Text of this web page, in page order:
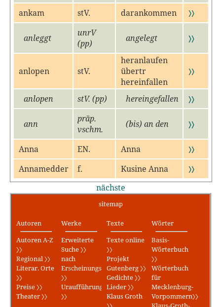
ankam
stV. darankommen 〉〉
anleggt
unrV
(pp)
angelegt 〉〉
anlopen stV.
heranlaufen
übertr
hereinfallen
〉〉
anlopen stV. (pp) hereingefallen 〉〉
ann
präp.
vschm.
(bis) an den 〉〉
Anna EN. Anna
〉〉
Annamedder
f. Kusine Anna
〉〉
nächste
sitemap
Autoren
Autoren A-Z
〉〉
Regional 〉〉
Literar. Orte
〉〉
Preise 〉〉
Theater 〉〉
Werke
Erweiterte
Suche 〉〉
nach
Erscheinungsjahr
〉〉
Uraufführungen
〉〉
Texte
Texte online
〉〉
Projekt
Gutenberg 〉〉
Gedichte 〉〉
Lieder 〉〉
Klaus Groth
Wörter
Basis-
Wörterbuch
〉〉
Wörterbuch
für
Mecklenburg-
Vorpommern〉〉